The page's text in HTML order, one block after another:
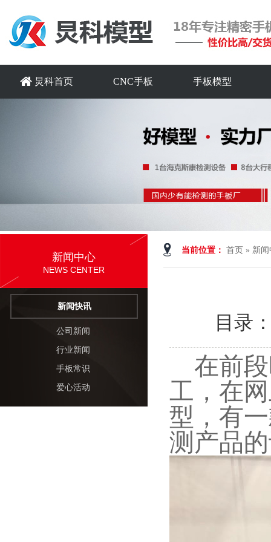
炅科首页 CNC手板 手板模型
当前位置： 首页 » 新
目录
在前段
工，在
型，有
测产品
新闻中心
NEWS CENTER
新闻快讯
公司新闻
行业新闻
手板常识
爱心活动